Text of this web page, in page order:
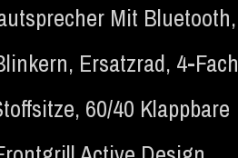
Mit Bluetooth,
, Ersatzrad, 4-Fach
, 60/40 Klappbare